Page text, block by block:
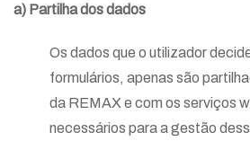
a) Partilha dos dados
Os dados que o utilizador
formulários, apenas são
da REMAX e com os serviços
necessários para a gestão